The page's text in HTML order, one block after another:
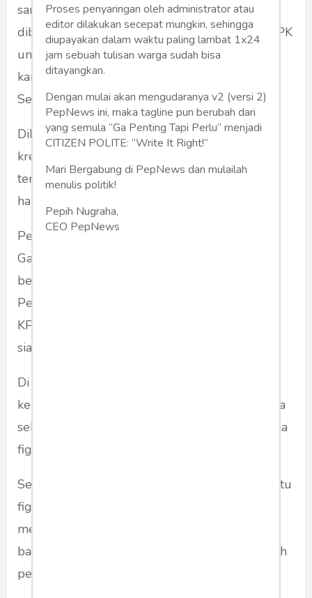
sangat janggal. Tengah malam, ketika ia tidur
dibangunkan oleh sebuah Tim Buru Sergap KPK
untuk diajak ke kantornya. Konon sebagai saksi
karena ada anak buahnya yang "terindikasi".
Sesampai di kantornya, di ruang kerjanya.
Diketemukan uang 2 M dalam bungkus tas
kresek yang dianggap merupakan "uang
terimakasih" dari sebuah proyek. Keesokan
harinya ia ditangkap, lalu dibawa ke Jakarta.
Pertanyaan dasarnya: siapa pemesannya?
Gampang saja jawabnya. Siapa pun yang
berkepentingan mendiskreditkan PDI-
Perjuangan. Sulit untuk mengabaikan bahwa
KPK adalah alat politik yang bisa digerakkan
siapa saja yang membutuhkan.
Di sini sebenarnya KPK belum lagi beranjak
kemana-mana. Saya termasuk orang yang sama
sekali tidak percaya efektifitas kerja KPK selama
figur rombeng satu ini masih hidup.
Sependek yang saya tahu, SBY adalah salah satu
figur yang paling bisa dan sangat hobby
memain-mainkan KPK. Ia adalah orang yang
bahkan bisa membuat Ketua KPK seolah adalah
pembunuh dan mengeliminasinya.
Proses penyaringan oleh administrator atau
editor dilakukan secepat mungkin, sehingga
diupayakan dalam waktu paling lambat 1x24
jam sebuah tulisan warga sudah bisa
ditayangkan.
Dengan mulai akan mengudaranya v2 (versi 2)
PepNews ini, maka tagline pun berubah dari
yang semula “Ga Penting Tapi Perlu” menjadi
CITIZEN POLITE: “Write It Right!”
Mari Bergabung di PepNews dan mulailah
menulis politik!
Pepih Nugraha,
CEO PepNews